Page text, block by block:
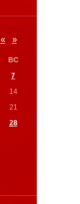
« »
ВС
7
14
21
28